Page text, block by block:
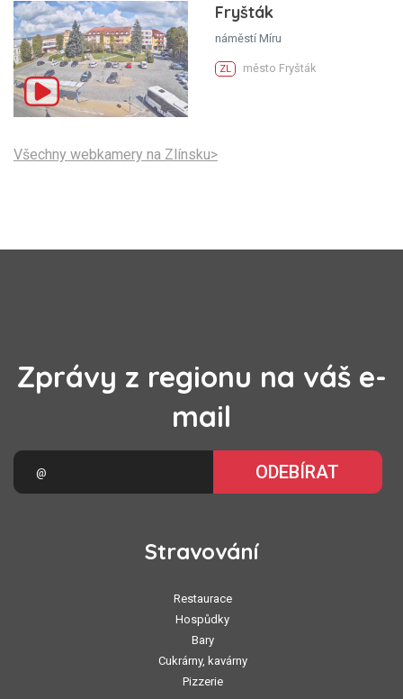
Fryšták
náměstí Míru
ZL město Fryšták
Všechny webkamery na Zlínsku>
Zprávy z regionu na váš e-
mail
ODEBÍRAT
Stravování
Restaurace
Hospůdky
Bary
Cukrárny, kavárny
Pizzerie